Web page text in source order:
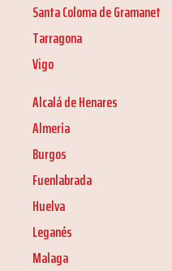
Santa Coloma de Gramanet
Tarragona
Vigo
Alcalá de Henares
Almería
Burgos
Fuenlabrada
Huelva
Leganés
Malaga